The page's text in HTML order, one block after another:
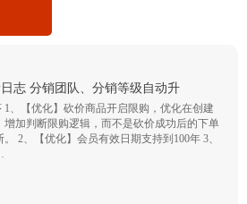
志 分销团队、分销等级自动升
1、【优化】砍价商品开启限购，优化在创建
增加判断限购逻辑，而不是砍价成功后的下单
2、【优化】会员有效日期支持到100年 3、